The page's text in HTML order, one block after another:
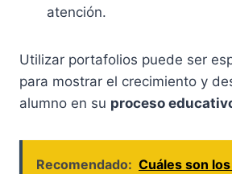
atención.
Utilizar portafolios puede ser
para mostrar el crecimiento y
alumno en su proceso
Recomendado: Cuáles son